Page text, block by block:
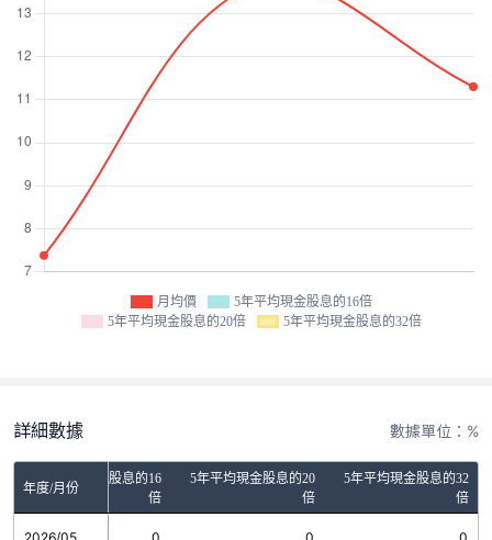
月均價
5年平均現金股息的16倍
5年平均現金股息的20倍
5年平均現金股息的32倍
詳細數據 數據單位：%
年度/月份
5年平均現金股息的16
倍
5年平均現金股息的20
倍
5年平均現金股息的32
倍